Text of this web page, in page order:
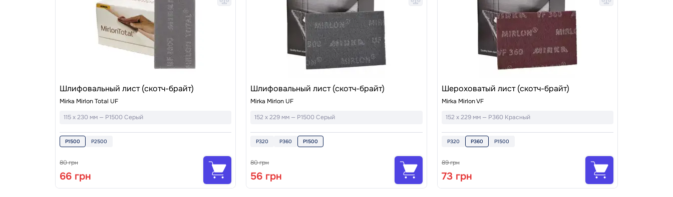
Шлифовальный лист (скотч-брайт)
Mirka Mirlon Total UF
115 x 230 мм — P1500 Серый
P1500 P2500
80 грн
66 грн
Шлифовальный лист (скотч-брайт)
Mirka Mirlon UF
152 x 229 мм — P1500 Серый
P320 P360 P1500
80 грн
56 грн
Шероховатый лист (скотч-брайт)
Mirka Mirlon VF
152 x 229 мм — P360 Красный
P320 P360 P1500
89 грн
73 грн